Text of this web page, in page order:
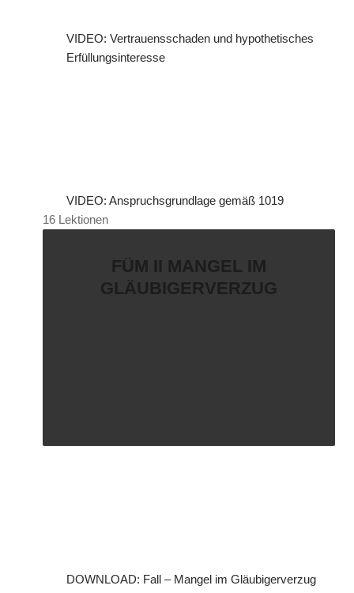
VIDEO: Vertrauensschaden und hypothetisches
Erfüllungsinteresse
VIDEO: Anspruchsgrundlage gemäß 1019
16 Lektionen
FÜM II MANGEL IM
GLÄUBIGERVERZUG
DOWNLOAD: Fall – Mangel im Gläubigerverzug